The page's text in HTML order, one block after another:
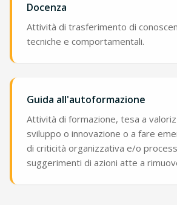
Docenza
Attività di trasferimento di
tecniche e comportamentali.
Guida all'autoformazione
Attività di formazione, tesa a
sviluppo o innovazione o a fare
di criticità organizzativa e/o
suggerimenti di azioni atte a